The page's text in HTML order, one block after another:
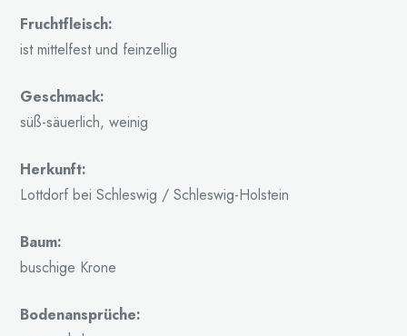
Fruchtfleisch:
ist mittelfest und feinzellig
Geschmack:
süß-säuerlich, weinig
Herkunft:
Lottdorf bei Schleswig / Schleswig-Holstein
Baum:
buschige Krone
Bodenansprüche: